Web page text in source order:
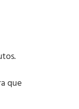
que